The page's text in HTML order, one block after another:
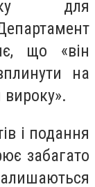
для
що «він
на
і подання
забагато